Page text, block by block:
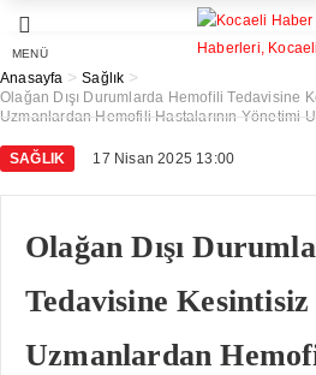
MENÜ
Anasayfa >Sağlık >
Olağan Dışı Durumlarda Hemofili Tedavisine
Uzmanlardan Hemofili Hastalarının Yönetimi
SAĞLIK 17 Nisan 2025 13:00
Olağan Dışı
Tedavisine
Uzmanlardan